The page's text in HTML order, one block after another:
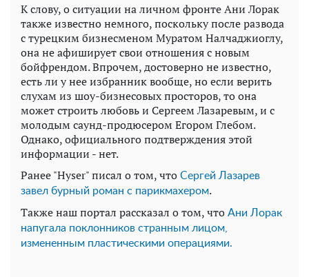
К слову, о ситуации на личном фронте Ани Лорак
также известно немного, поскольку после развода
с турецким бизнесменом Муратом Налчаджиоглу,
она не афиширует свои отношения с новым
бойфрендом. Впрочем, достоверно не известно,
есть ли у нее избранник вообще, но если верить
слухам из шоу-бизнесовых просторов, то она
может строить любовь и Сергеем Лазаревым, и с
молодым саунд-продюсером Егором Глебом.
Однако, официального подтверждения этой
информации - нет.
Ранее "Hyser" писал о том, что Сергей Лазарев
завел бурный роман с парикмахером.
Также наш портал рассказал о том, что Ани Лорак
напугала поклонников странным лицом,
измененным пластическими операциями.